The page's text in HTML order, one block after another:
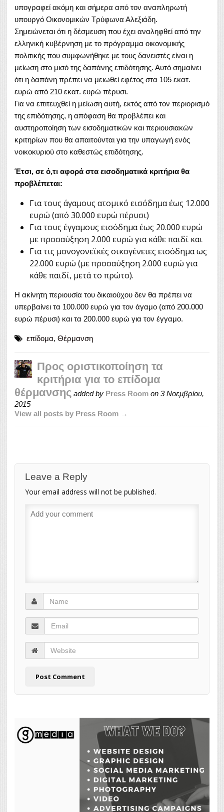
υπογραφεί ακόμη και σήμερα από τον αναπληρωτή
υπουργό Οικονομικών Τρύφωνα Αλεξιάδη.
Σημειώνεται ότι η δέσμευση που έχει αναληφθεί από την
ελληνική κυβέρνηση με το πρόγραμμα οικονομικής
πολιτικής που συμφωνήθηκε με τους δανειστές είναι η
μείωση στο μισό της δαπάνης επιδότησης. Αυτό σημαίνει
ότι η δαπάνη πρέπει να μειωθεί εφέτος στα 105 εκατ.
ευρώ από 210 εκατ. ευρώ πέρυσι.
Για να επιτευχθεί η μείωση αυτή, εκτός από τον περιορισμό
της επιδότησης, η απόφαση θα προβλέπει και
αυστηροποίηση των εισοδηματικών και περιουσιακών
κριτηρίων που θα απαιτούνται για την υπαγωγή ενός
νοικοκυριού στο καθεστώς επιδότησης.
Έτσι, σε ό,τι αφορά στα εισοδηματικά κριτήρια θα
προβλέπεται:
Για τους άγαμους ατομικό εισόδημα έως 12.000
ευρώ (από 30.000 ευρώ πέρυσι)
Για τους έγγαμους εισόδημα έως 20.000 ευρώ
με προσαύξηση 2.000 ευρώ για κάθε παιδί και
Για τις μονογονεϊκές οικογένειες εισόδημα ως
22.000 ευρώ (με προσαύξηση 2.000 ευρώ για
κάθε παιδί, μετά το πρώτο).
Η ακίνητη περιουσία του δικαιούχου δεν θα πρέπει να
υπερβαίνει τα 100.000 ευρώ για τον άγαμο (από 200.000
ευρώ πέρυσι) και τα 200.000 ευρώ για τον έγγαμο.
επίδομα, Θέρμανση
Προς οριστικοποίηση τα
κριτήρια για το επίδομα
θέρμανσης added by Press Room on 3 Νοεμβρίου,
2015
View all posts by Press Room →
Leave a Reply
Your email address will not be published.